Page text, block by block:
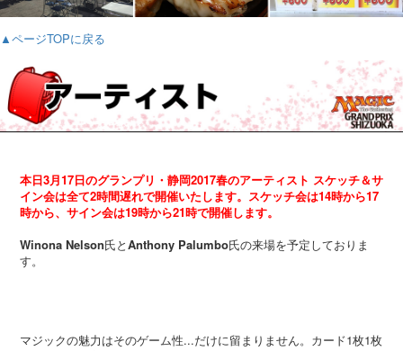
▲ページTOPに戻る
本日3月17日のグランプリ・静岡2017春のアーティスト スケッチ＆サ
イン会は全て2時間遅れで開催いたします。スケッチ会は14時から17
時から、サイン会は19時から21時で開催します。
Winona Nelson氏とAnthony Palumbo氏の来場を予定しておりま
す。
マジックの魅力はそのゲーム性...だけに留まりません。カード1枚1枚